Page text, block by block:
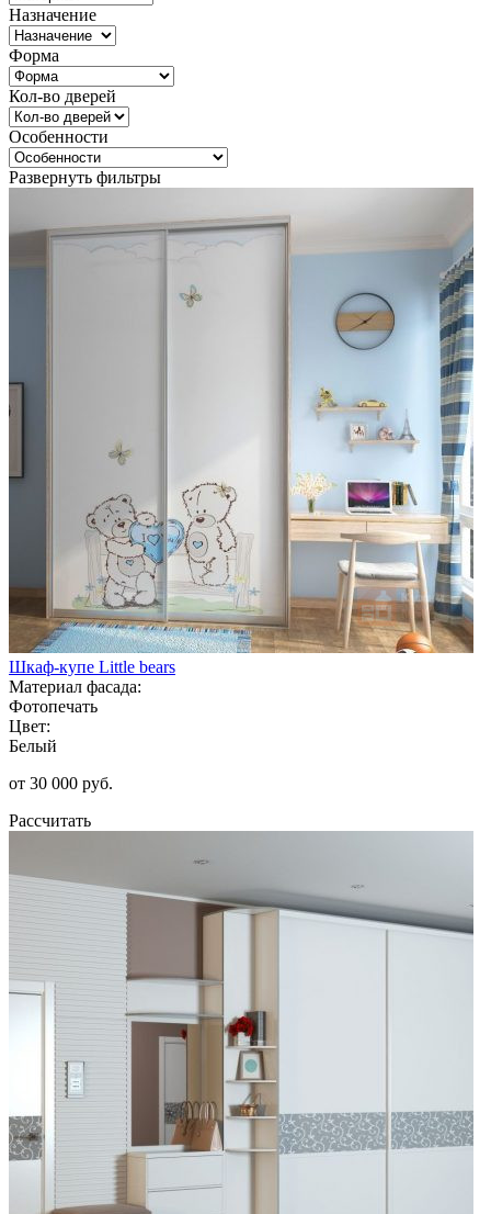
Назначение
Форма
Кол-во дверей
Особенности
Развернуть фильтры
Шкаф-купе Little bears
Материал фасада:
Фотопечать
Цвет:
Белый
от 30 000 руб.
Рассчитать